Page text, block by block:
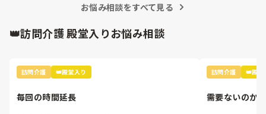
キルがない。何を決めても、話してもちゃん
時間の無駄だ。
お悩み相談をすべて見る
👑訪問介護 殿堂入りお悩み相談
訪問介護 👑殿堂入り
毎回の時間延長
訪問介護 👑殿堂
需要ないのか